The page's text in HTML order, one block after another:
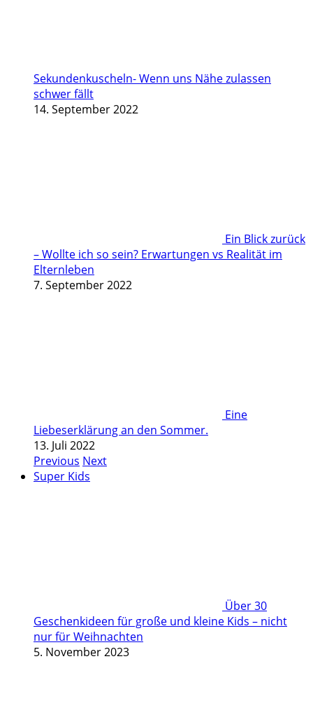
Sekundenkuscheln- Wenn uns Nähe zulassen
schwer fällt
14. September 2022
Ein Blick zurück
– Wollte ich so sein? Erwartungen vs Realität im
Elternleben
7. September 2022
Eine
Liebeserklärung an den Sommer.
13. Juli 2022
Previous Next
Super Kids
Über 30
Geschenkideen für große und kleine Kids – nicht
nur für Weihnachten
5. November 2023